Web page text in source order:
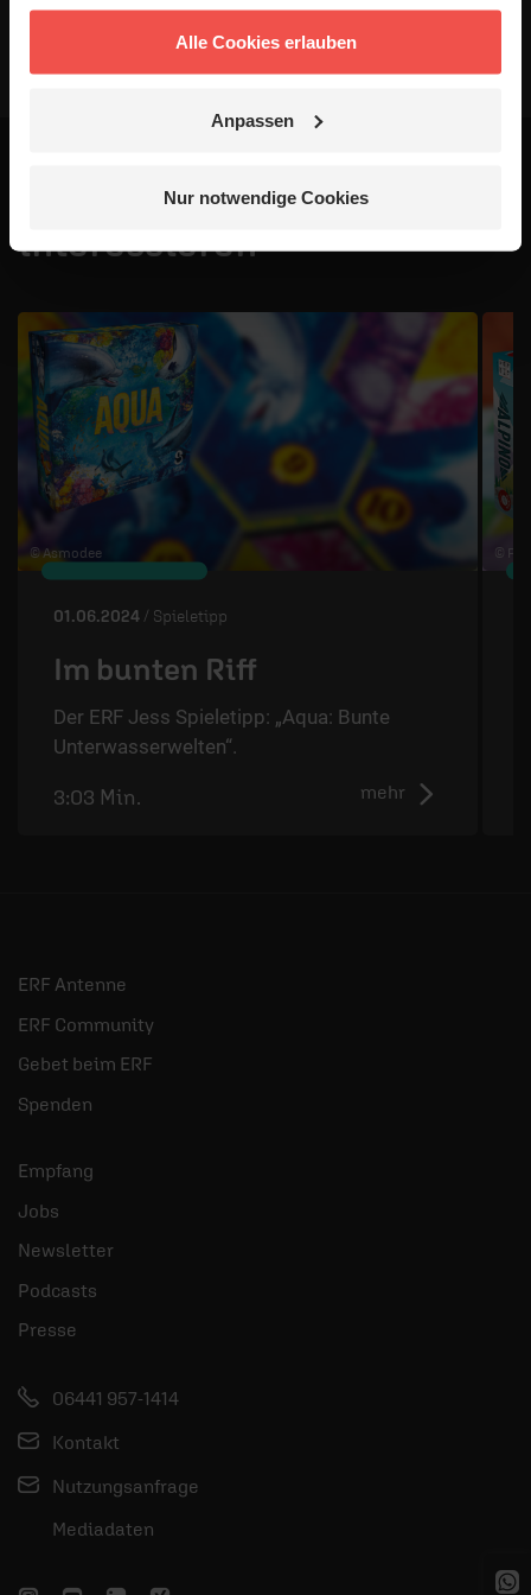
Alle Cookies erlauben
Anpassen
Nur notwendige Cookies
Das könnte dich auch
interessieren
© Asmodee
01.06.2024 / Spieletipp
Im bunten Riff
Der ERF Jess Spieletipp: „Aqua: Bunte
Unterwasserwelten“.
mehr
3:03 Min.
©
ERF Antenne
ERF Community
Gebet beim ERF
Spenden
Empfang
Jobs
Newsletter
Podcasts
Presse
06441 957-1414
Kontakt
Nutzungsanfrage
Mediadaten